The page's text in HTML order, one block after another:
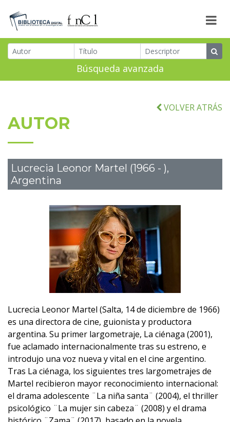
Búsqueda avanzada
VOLVER ATRÁS
AUTOR
Lucrecia Leonor Martel (1966 - ),
Argentina
Lucrecia Leonor Martel (Salta, 14 de diciembre de 1966)
es una directora de cine, guionista y productora
argentina. Su primer largometraje, La ciénaga (2001),
fue aclamado internacionalmente tras su estreno, e
introdujo una voz nueva y vital en el cine argentino.
Tras La ciénaga, los siguientes tres largometrajes de
Martel recibieron mayor reconocimiento internacional:
el drama adolescente ¨La niña santa¨ (2004), el thriller
psicológico ¨La mujer sin cabeza¨ (2008) y el drama